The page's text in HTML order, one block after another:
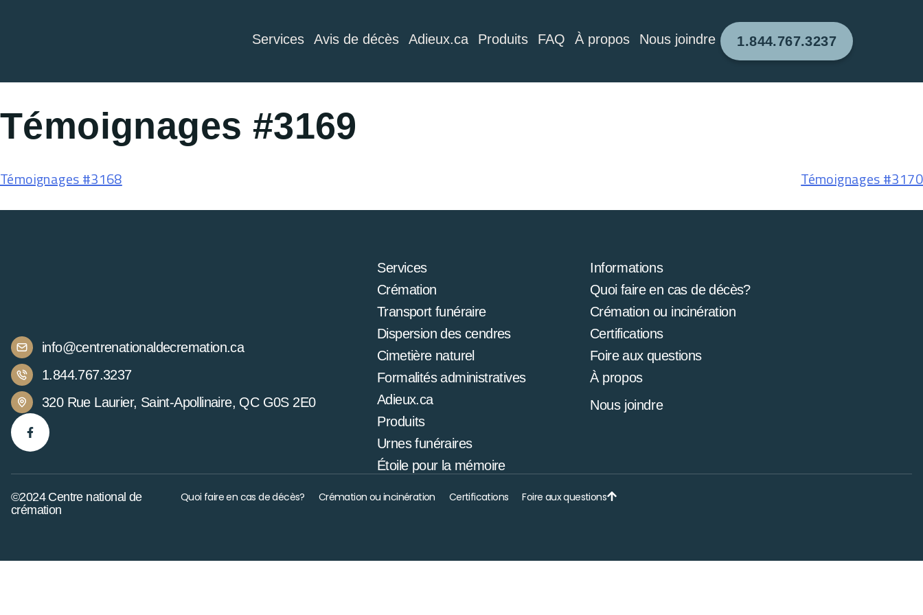
Services Avis de décès Adieux.ca Produits FAQ À propos Nous joindre 1.844.767.3237
Témoignages #3169
Témoignages #3168 Témoignages #3170
info@centrenationaldecremation.ca
1.844.767.3237
320 Rue Laurier, Saint-Apollinaire, QC G0S 2E0
Services
Crémation
Transport funéraire
Dispersion des cendres
Cimetière naturel
Formalités administratives
Adieux.ca
Produits
Urnes funéraires
Étoile pour la mémoire
Informations
Quoi faire en cas de décès?
Crémation ou incinération
Certifications
Foire aux questions
À propos
Nous joindre
©2024 Centre national de
crémation
Quoi faire en cas de décès? Crémation ou incinération Certifications Foire aux questions